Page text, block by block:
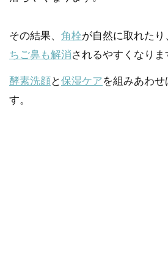
その結果、 角栓が自然に取れたり
ちご鼻も解消されるやすくなりま
酵素洗顔 と保湿ケアを組みあわ
す。